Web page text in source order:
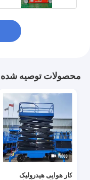
محصولات توصیه شده
کار هوایی هیدرولیک